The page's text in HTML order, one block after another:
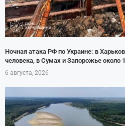
Ночная атака РФ по Украине: в
человека, в Сумах и Запорожье около
6 августа, 2026